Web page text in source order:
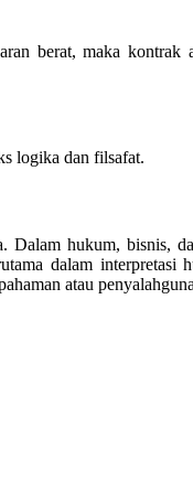
berat, maka kontrak
logika dan filsafat.
Dalam hukum, bisnis,
dalam interpretasi
atau